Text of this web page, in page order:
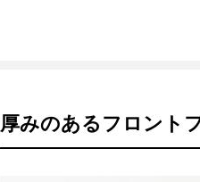
厚みのあるフロント